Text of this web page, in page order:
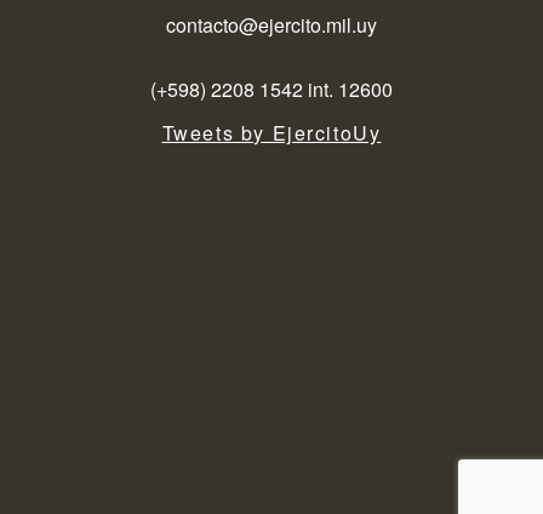
contacto@ejercito.mil.uy
(+598) 2208 1542 int. 12600
Tweets by EjercitoUy